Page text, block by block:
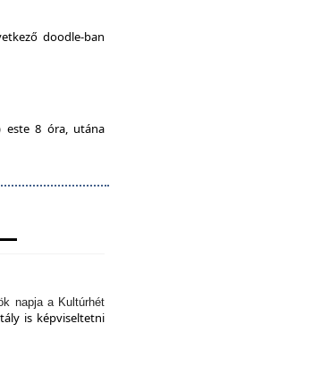
doodle-ban
este 8 óra, utána
napja a Kultúrhét
is képviseltetni